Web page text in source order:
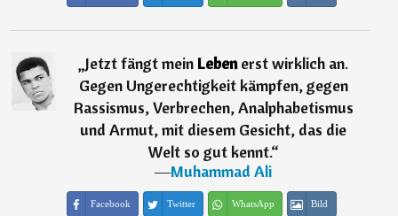
„Jetzt fängt mein Lebenerst wirklich an.
Gegen Ungerechtigkeit kämpfen, gegen
Rassismus, Verbrechen, Analphabetismus
und Armut, mit diesem Gesicht, das die
Welt so gut kennt.“
―Muhammad Ali
Facebook Twitter WhatsApp Bild